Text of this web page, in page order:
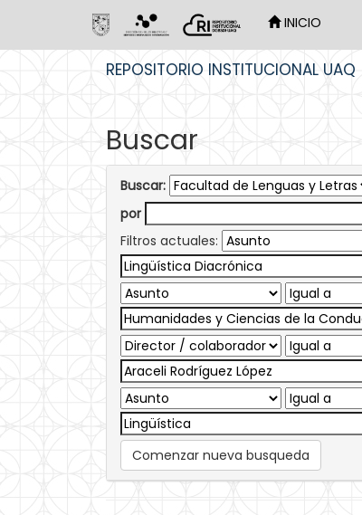
INICIO
REPOSITORIO INSTITUCIONAL UAQ
Buscar
Buscar:
por
Filtros actuales:
Comenzar nueva busqueda